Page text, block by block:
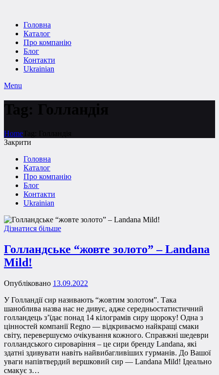
Головна
Каталог
Про компанію
Блог
Контакти
Ukrainian
Menu
Tag: Голландія
Home Tag: Голландія
Закрити
Головна
Каталог
Про компанію
Блог
Контакти
Ukrainian
Дізнатися більше
Голландське “жовте золото” – Landana
Mild!
Опубліковано 13.09.2022
У Голландії сир називають “жовтим золотом”. Така
шаноблива назва нас не дивує, адже середньостатистичний
голландець з’їдає понад 14 кілограмів сиру щороку! Одна з
цінностей компанії Regno — відкриваємо найкращі смаки
світу, перевершуємо очікування кожного. Справжні шедеври
голландського сироваріння – це сири бренду Landana, які
здатні здивувати навіть найвибагливіших гурманів. До Вашої
уваги напівтвердий вершковий сир — Landana Mild! Ідеально
смакує з…